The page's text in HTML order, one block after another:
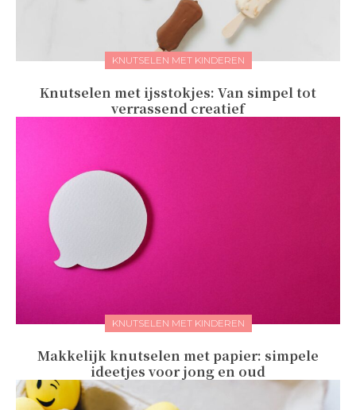
KNUTSELEN MET KINDEREN
Knutselen met ijsstokjes: Van simpel tot
verrassend creatief
KNUTSELEN MET KINDEREN
Makkelijk knutselen met papier: simpele
ideetjes voor jong en oud